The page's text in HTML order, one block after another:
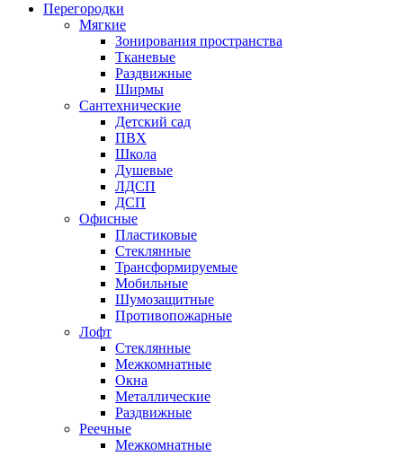
Перегородки
Мягкие
Зонирования пространства
Тканевые
Раздвижные
Ширмы
Сантехнические
Детский сад
ПВХ
Школа
Душевые
ЛДСП
ДСП
Офисные
Пластиковые
Стеклянные
Трансформируемые
Мобильные
Шумозащитные
Противопожарные
Лофт
Стеклянные
Межкомнатные
Окна
Металлические
Раздвижные
Реечные
Межкомнатные